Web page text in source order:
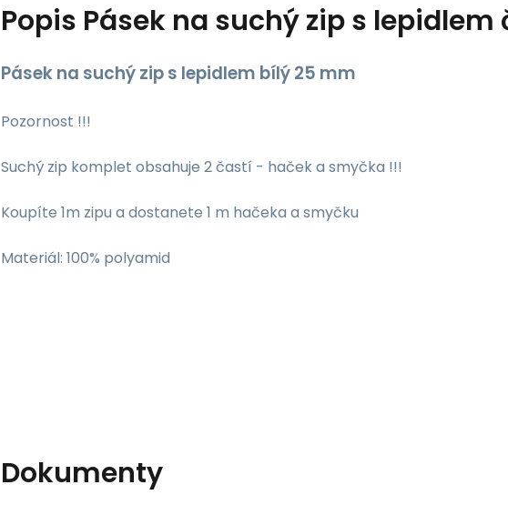
Popis Pásek na suchý zip s lepidlem
Pásek na suchý zip s lepidlem bílý 25 mm
Pozornost !!!
Suchý zip komplet obsahuje 2 častí - haček a smyčka !!!
Koupíte 1m zipu a dostanete 1 m hačeka a smyčku
Materiál: 100% polyamid
Dokumenty